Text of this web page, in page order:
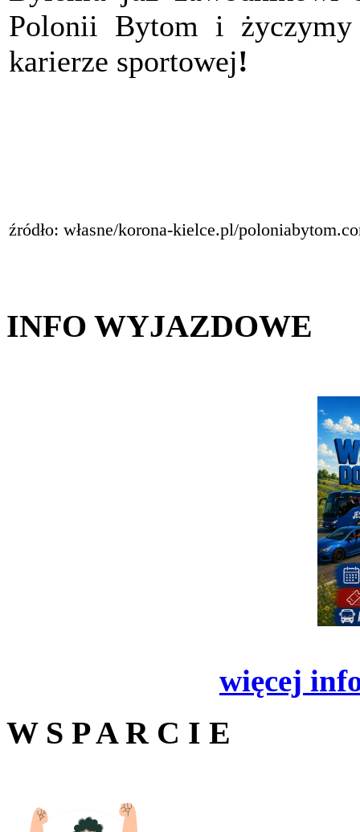
Polonii Bytom i życzymy
karierze sportowej!
źródło: własne/korona-kielce.pl/
INFO WYJAZDOWE
więcej
W S P A R C I E